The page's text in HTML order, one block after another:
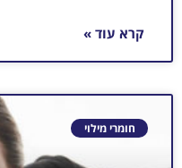
קרא עוד »
חומרי מילוי